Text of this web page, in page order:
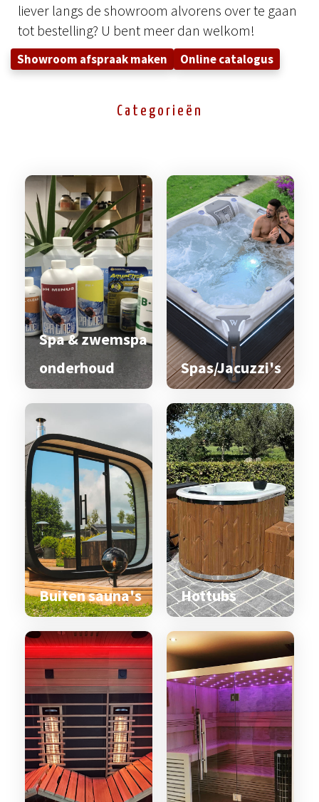
liever langs de showroom alvorens over te gaan
tot bestelling? U bent meer dan welkom!
Showroom afspraak maken Online catalogus
Categorieën
Spa & zwemspa
onderhoud
Spas/Jacuzzi's
Buiten sauna's Hottubs